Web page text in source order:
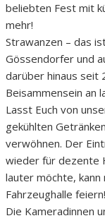
beliebten Fest mit
mehr!
Strawanzen – das
Gössendorfer und
darüber hinaus seit
Beisammensein an
Lasst Euch von
gekühlten
verwöhnen. Der
wieder für dezente
lauter möchte,
Fahrzeughalle feiern!
Die Kameradinnen